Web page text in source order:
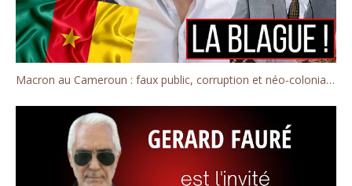
Macron au Cameroun : faux public, corruption et néo-colonialisme